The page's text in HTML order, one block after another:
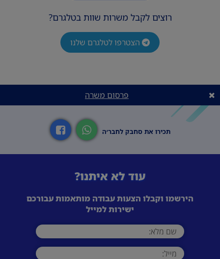
רוצים לקבל משרות שוות בטלגרם?
הצטרפו לטלגרם שלנו
פרסום משרה
תכירו את סחבק לחבר׳ה
עוד לא איתנו?
הירשמו וקבלו הצעות עבודה מותאמות עבורכם
ישירות למייל